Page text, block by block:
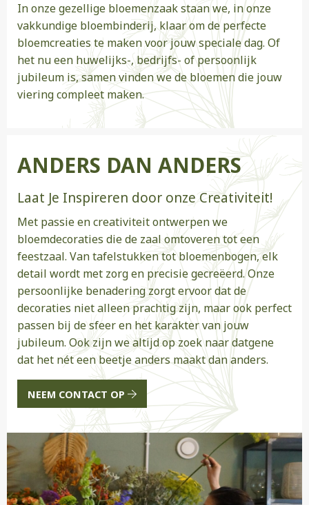
In onze gezellige bloemenzaak staan we, in onze
vakkundige bloembinderij, klaar om de perfecte
bloemcreaties te maken voor jouw speciale dag. Of
het nu een huwelijks-, bedrijfs- of persoonlijk
jubileum is, samen vinden we de bloemen die jouw
viering compleet maken.
ANDERS DAN ANDERS
Laat Je Inspireren door onze Creativiteit!
Met passie en creativiteit ontwerpen we
bloemdecoraties die de zaal omtoveren tot een
feestzaal. Van tafelstukken tot bloemenbogen, elk
detail wordt met zorg en precisie gecreëerd. Onze
persoonlijke benadering zorgt ervoor dat de
decoraties niet alleen prachtig zijn, maar ook perfect
passen bij de sfeer en het karakter van jouw
jubileum. Ook zijn we altijd op zoek naar datgene
dat het nét een beetje anders maakt dan anders.
NEEM CONTACT OP